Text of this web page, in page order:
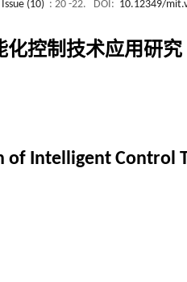
Issue (10) : 20 -22. DOI: 10.12349/
化控制技术应用研究
of Intelligent Control